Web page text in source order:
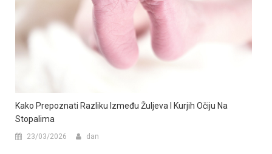
Kako Prepoznati Razliku Između Žuljeva I Kurjih Očiju Na
Stopalima
23/03/2026 dan